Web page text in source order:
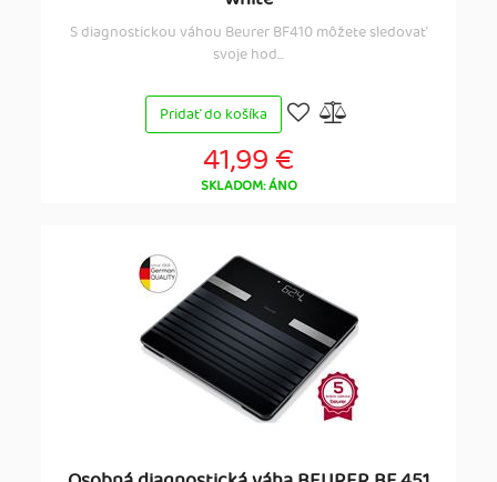
S diagnostickou váhou Beurer BF410 môžete sledovať
svoje hod...
Pridať do košíka
41,99 €
SKLADOM: ÁNO